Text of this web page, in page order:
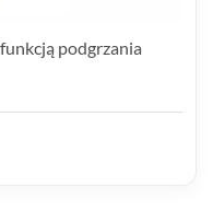
podgrzania